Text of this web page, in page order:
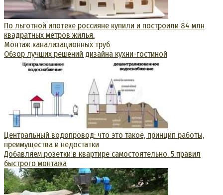
По льготной ипотеке россияне купили и построили 84 млн
квадратных метров жилья.
Монтаж канализационных труб
Обзор лучших решений дизайна кухни-гостиной
Центральный водопровод: что это такое, принцип работы,
преимущества и недостатки
Добавляем розетки в квартире самостоятельно. 5 правил
быстрого монтажа